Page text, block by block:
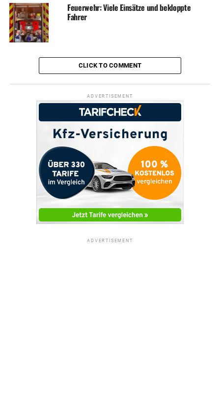
Feuerwehr: Viele Einsätze und bekloppte
Fahrer
CLICK TO COMMENT
ADVERTISEMENT
ADVERTISEMENT